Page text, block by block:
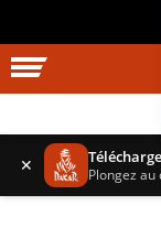
✕ Plongez